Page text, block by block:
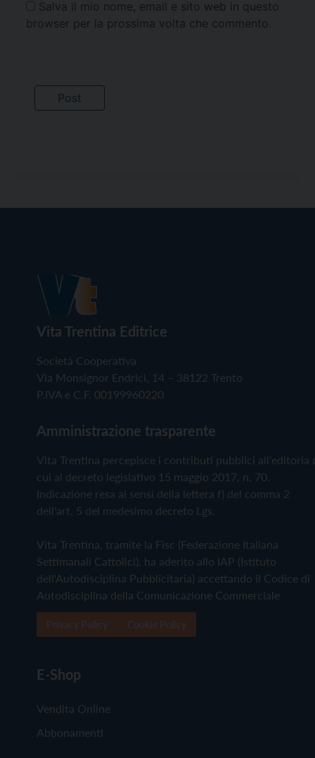
Salva il mio nome, email e sito web in questo
browser per la prossima volta che commento.
Vita Trentina Editrice
Società Cooperativa
Via Monsignor Endrici, 14 – 38122 Trento
P.IVA e C.F. 00199960220
Amministrazione trasparente
Vita Trentina percepisce i contributi pubblici all'editoria
cui al decreto legislativo 15 maggio 2017, n. 70.
Indicazione resa ai sensi della lettera f) del comma 2
dell'art. 5 del medesimo decreto Lgs.
Vita Trentina, tramite la Fisc (Federazione Italiana
Settimanali Cattolici), ha aderito allo IAP (Istituto
dell'Autodisciplina Pubblicitaria) accettando il Codice di
Autodisciplina della Comunicazione Commerciale
E-Shop
Vendita Online
Abbonamenti